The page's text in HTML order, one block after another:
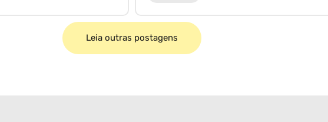
Leia outras postagens